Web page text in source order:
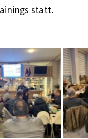
statt.